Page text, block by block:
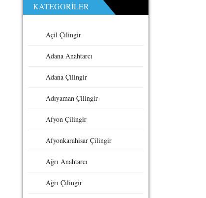
KATEGORILER
Açil Çilingir
Adana Anahtarcı
Adana Çilingir
Adıyaman Çilingir
Afyon Çilingir
Afyonkarahisar Çilingir
Ağrı Anahtarcı
Ağrı Çilingir